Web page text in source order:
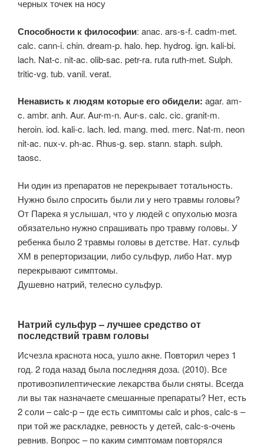
черных точек на носу
Способности к философии: anac. ars-s-f. cadm-met.
calc. cann-i. chin. dream-p. halo. hep. hydrog. ign. kali-bi.
lach. Nat-c. nit-ac. olib-sac. petr-ra. ruta ruth-met. Sulph.
tritic-vg. tub. vanil. verat.
Ненависть к людям которые его обидели: agar. am-
c. ambr. anh. Aur. Aur-m-n. Aur-s. calc. cic. granit-m.
heroin. iod. kali-c. lach. led. mang. med. merc. Nat-m. neon
nit-ac. nux-v. ph-ac. Rhus-g. sep. stann. staph. sulph.
taosc.
Ни один из препаратов не перекрывает тотальность.
Нужно было спросить были ли у него травмы головы?
От Парека я услышал, что у людей с опухолью мозга
обязательно нужно спрашивать про травму головы. У
ребенка было 2 травмы головы в детстве. Нат. сульф
ХМ в реперторизации, либо сульфур, либо Нат. мур
перекрывают симптомы.
Душевно натрий, телесно сульфур.
Натрий сульфур – лучшее средство от
последствий травм головы
Исчезла краснота носа, ушло акне. Повторил через 1
год. 2 года назад была последняя доза. (2010). Все
противоэпилептические лекарства были сняты. Всегда
ли вы так назначаете смешанные препараты? Нет, есть
2 соли – calc-p – где есть симптомы calc и phos, calc-s –
при той же раскладке, ревность у детей, calc-s-очень
ревнив. Вопрос – по каким симптомам повторялся